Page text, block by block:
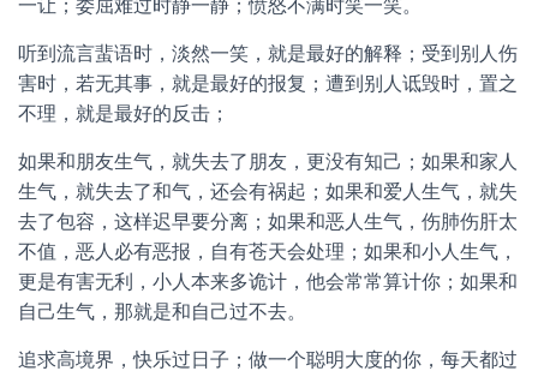
一让；委屈难过时静一静；愤怒不满时笑一笑。
听到流言蜚语时，淡然一笑，就是最好的解释；受到别人伤
害时，若无其事，就是最好的报复；遭到别人诋毁时，置之
不理，就是最好的反击；
如果和朋友生气，就失去了朋友，更没有知己；如果和家人
生气，就失去了和气，还会有祸起；如果和爱人生气，就失
去了包容，这样迟早要分离；如果和恶人生气，伤肺伤肝太
不值，恶人必有恶报，自有苍天会处理；如果和小人生气，
更是有害无利，小人本来多诡计，他会常常算计你；如果和
自己生气，那就是和自己过不去。
追求高境界，快乐过日子；做一个聪明大度的你，每天都过